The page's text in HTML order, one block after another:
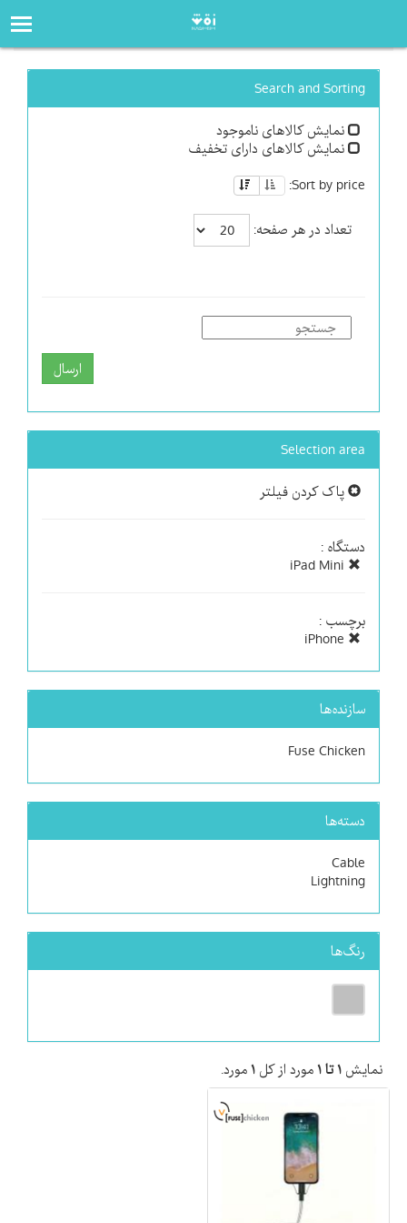
Search and Sorting
نمایش کالاهای ناموجود
نمایش کالاهای دارای تخفیف
Sort by price:
تعداد در هر صفحه:
ارسال
Selection area
پاک کردن فیلتر
دستگاه :
برچسب :
سازنده‌ها
Fuse Chicken
دسته‌ها
Cable
Lightning
رنگ‌ها
نمایش ۱ تا ۱ مورد از کل ۱ مورد.